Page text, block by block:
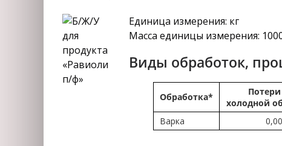
Единица измерения: кг
Масса единицы измерения:
Виды обработок,
Обработка*
холодной
Варка
0,00